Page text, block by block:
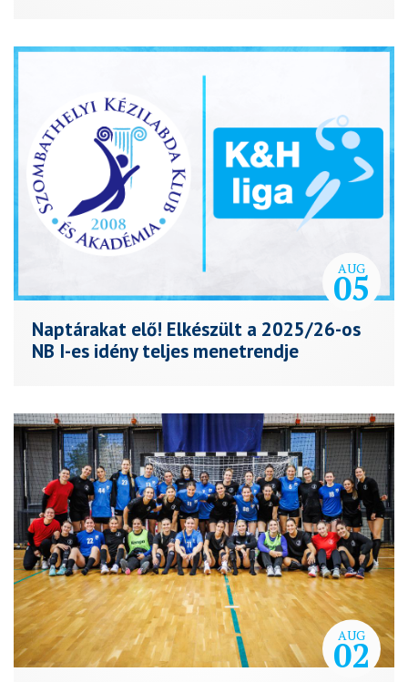
AUG
05
Naptárakat elő! Elkészült a 2025/26-os
NB I-es idény teljes menetrendje
AUG
02